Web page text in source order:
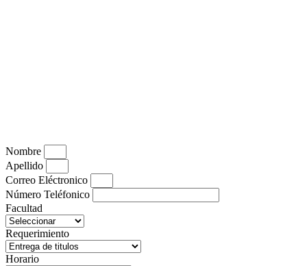
Nombre
Apellido
Correo Eléctronico
Número Teléfonico
Facultad
Requerimiento
Horario